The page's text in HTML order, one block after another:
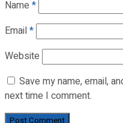
Name *
Email*
Website
Save my name, email,
next time I comment.